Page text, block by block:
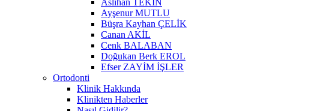
Ayşenur MUTLU
Büşra Kayhan ÇELİK
Canan AKİL
Cenk BALABAN
Doğukan Berk EROL
Efser ZAYİM İŞLER
Ortodonti
Klinik Hakkında
Klinikten Haberler